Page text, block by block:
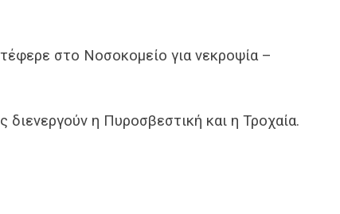
στο Νοσοκομείο για νεκροψία –
διενεργούν η Πυροσβεστική και η Τροχαία.